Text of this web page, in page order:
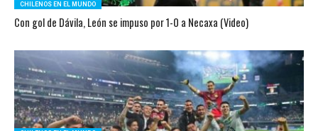
CHILENOS EN EL MUNDO
Con gol de Dávila, León se impuso por 1-0 a Necaxa (Video)